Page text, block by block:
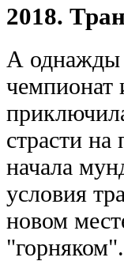
2018.
А однажды
чемпионат
страсти
начала
условия
новом
"горняком".